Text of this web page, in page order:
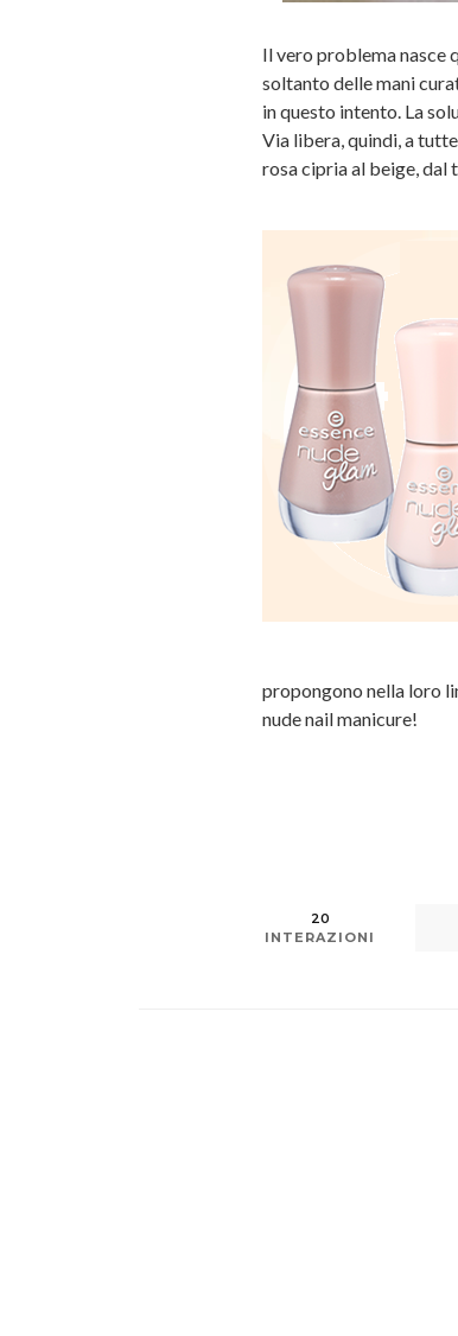
Il vero problema nasce
soltanto delle mani
in questo intento. La
Via libera, quindi, a
rosa cipria al beige,
propongono nella loro
nude nail manicure!
20
INTERAZIONI